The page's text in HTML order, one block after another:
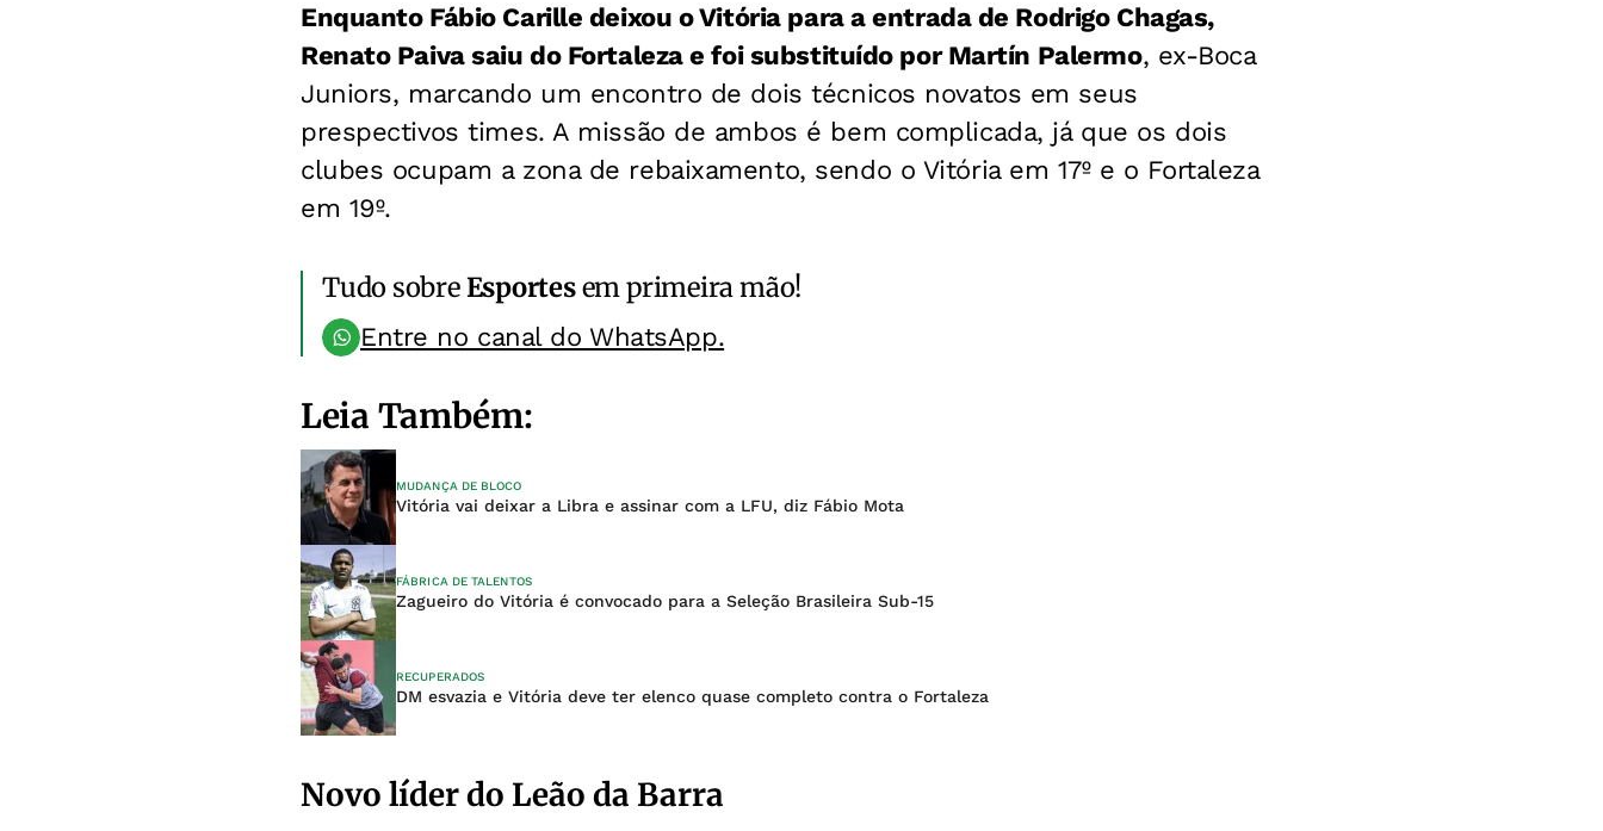
Enquanto Fábio Carille deixou o Vitória para a entrada de Rodrigo Chagas,
Renato Paiva saiu do Fortaleza e foi substituído por Martín Palermo, ex-Boca
Juniors, marcando um encontro de dois técnicos novatos em seus
prespectivos times. A missão de ambos é bem complicada, já que os dois
clubes ocupam a zona de rebaixamento, sendo o Vitória em 17º e o Fortaleza
em 19º.
Tudo sobreEsportesem primeira mão!
Entre no canal do WhatsApp.
Leia Também:
MUDANÇA DE BLOCO
Vitória vai deixar a Libra e assinar com a LFU, diz Fábio Mota
FÁBRICA DE TALENTOS
Zagueiro do Vitória é convocado para a Seleção Brasileira Sub-15
RECUPERADOS
DM esvazia e Vitória deve ter elenco quase completo contra o Fortaleza
Novo líder do Leão da Barra